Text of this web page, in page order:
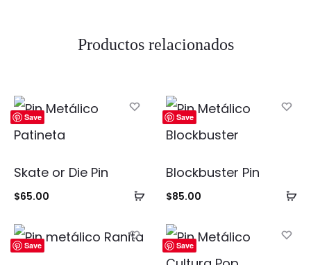
Productos relacionados
Save
Añadir
carrito
Skate or Die Pin
$65.00
Save
Blockbuster Pin
$85.00
Save Save